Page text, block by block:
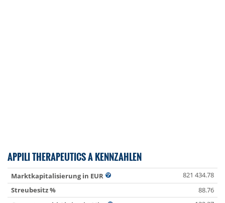
APPILI THERAPEUTICS A KENNZAHLEN
Marktkapitalisierung in EUR
821 434.78
Streubesitz %
88.76